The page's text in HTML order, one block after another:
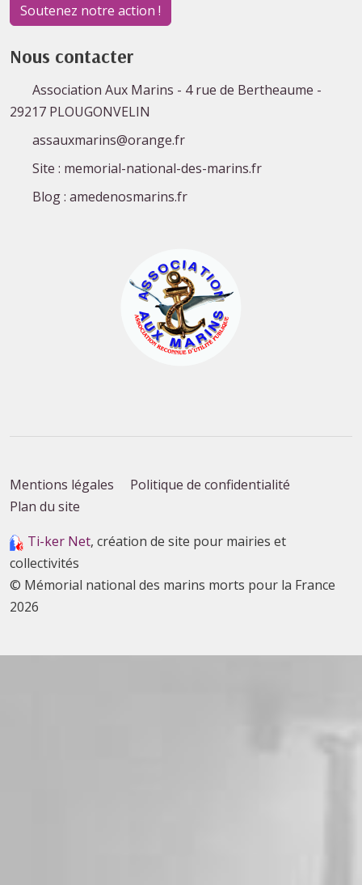
Soutenez notre action !
Nous contacter
Association Aux Marins - 4 rue de Bertheaume -
29217 PLOUGONVELIN
assauxmarins@orange.fr
Site : memorial-national-des-marins.fr
Blog : amedenosmarins.fr
Mentions légales
Politique de confidentialité
Plan du site
Ti-ker Net, création de site pour mairies et
collectivités
© Mémorial national des marins morts pour la France
2026